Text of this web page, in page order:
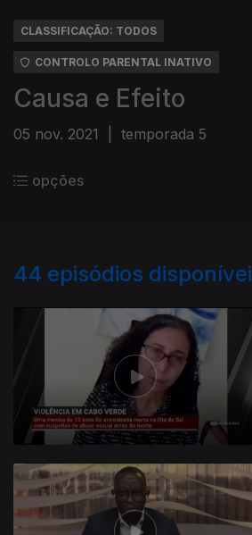
CLASSIFICAÇÃO: TODOS
CONTROLO PARENTAL INATIVO
Causa e Efeito
05 nov. 2021 temporada 5
opções
44 episódios